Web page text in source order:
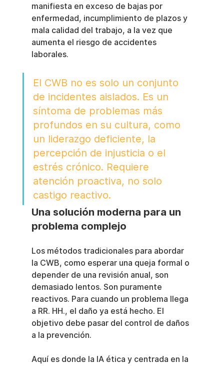
manifiesta en exceso de bajas por
enfermedad, incumplimiento de plazos y
mala calidad del trabajo, a la vez que
aumenta el riesgo de accidentes
laborales.
El CWB no es solo un conjunto
de incidentes aislados. Es un
síntoma de problemas más
profundos en su cultura, como
un liderazgo deficiente, la
percepción de injusticia o el
estrés crónico. Requiere
atención proactiva, no solo
castigo reactivo.
Una solución moderna para un
problema complejo
Los métodos tradicionales para abordar
la CWB, como esperar una queja formal o
depender de una revisión anual, son
demasiado lentos. Son puramente
reactivos. Para cuando un problema llega
a RR. HH., el daño ya está hecho. El
objetivo debe pasar del control de daños
a la prevención.
Aquí es donde la IA ética y centrada en la